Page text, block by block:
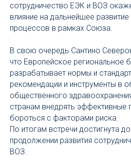
сотрудничество ЕЭК и ВОЗ
влияние на дальнейшее
процессов в рамках Союза.
В свою очередь Сантино
что Европейское региональное
разрабатывает нормы и
рекомендации и инструменты в
общественного
странам внедрять эффективные
бороться с факторами риска.
По итогам встречи достигнута
продолжении развития
ВОЗ.